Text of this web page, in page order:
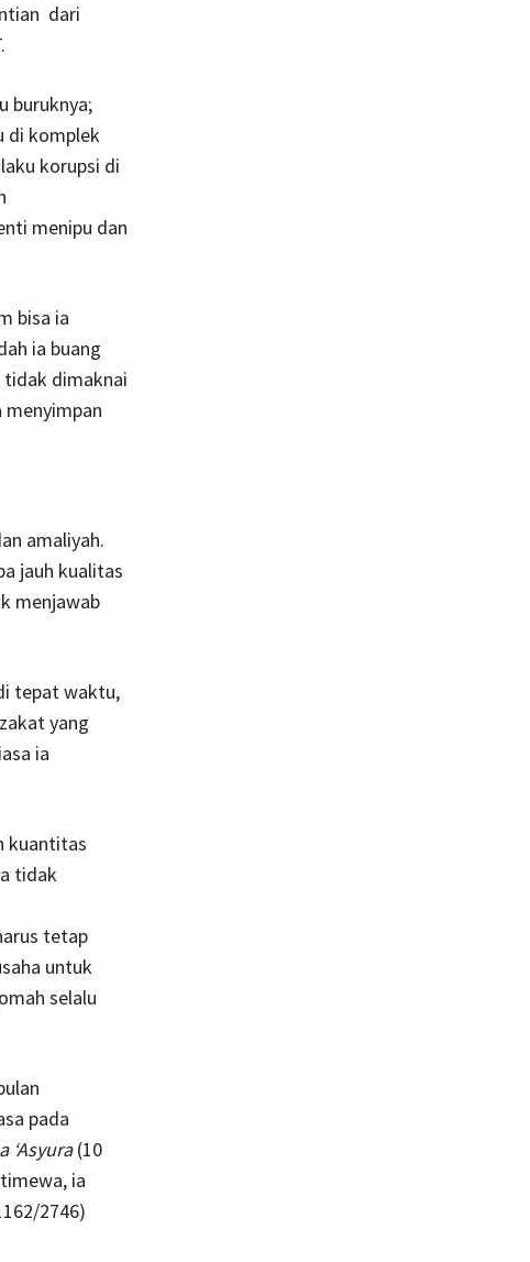
dari
buruknya;
di komplek
korupsi di
menipu dan
bisa ia
ia buang
tidak dimaknai
menyimpan
amaliyah.
jauh kualitas
menjawab
tepat waktu,
yang
ia
kuantitas
tidak
tetap
untuk
selalu
pada
‘Asyura(10
ia
2746)